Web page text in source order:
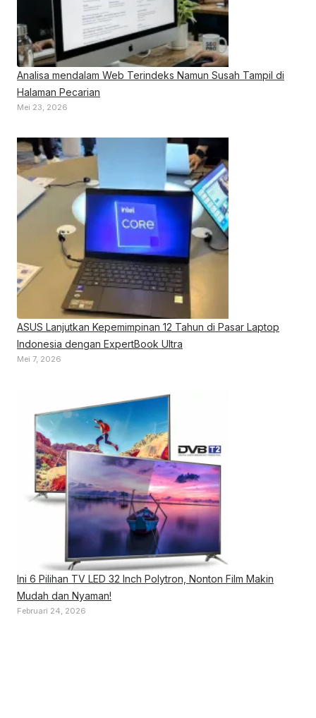
Analisa mendalam Web Terindeks Namun Susah Tampil di
Halaman Pecarian
Mei 23, 2026
ASUS Lanjutkan Kepemimpinan 12 Tahun di Pasar Laptop
Indonesia dengan ExpertBook Ultra
Mei 7, 2026
Ini 6 Pilihan TV LED 32 Inch Polytron, Nonton Film Makin
Mudah dan Nyaman!
Februari 24, 2026